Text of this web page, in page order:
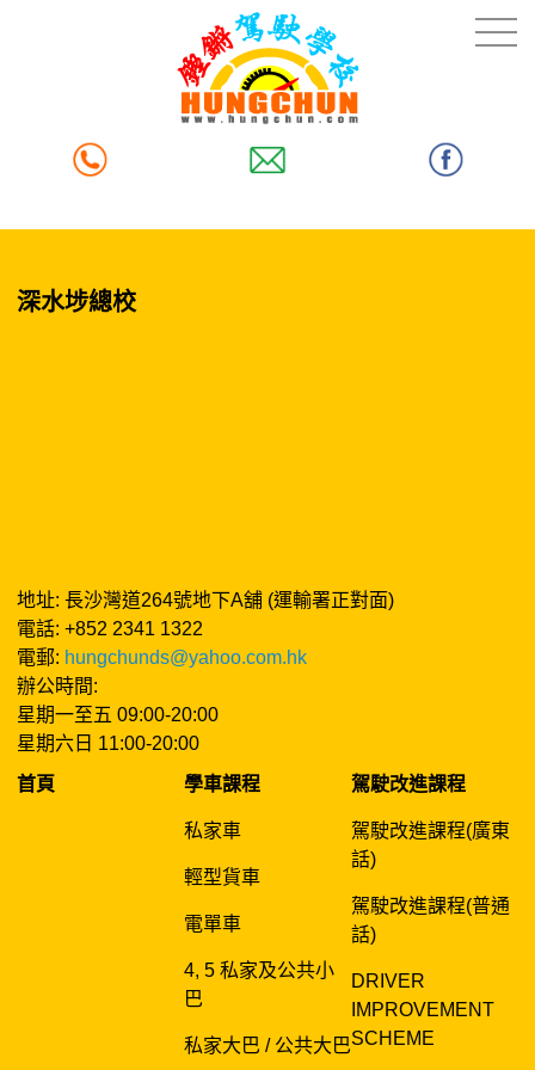
深水埗總校
地址: 長沙灣道264號地下A舖 (運輸署正對面)
電話: +852 2341 1322
電郵: hungchunds@yahoo.com.hk
辦公時間:
星期一至五 09:00-20:00
星期六日 11:00-20:00
首頁
學車課程
私家車
輕型貨車
電單車
4, 5 私家及公共小
巴
私家大巴 / 公共大巴
駕駛改進課程
駕駛改進課程(廣東
話)
駕駛改進課程(普通
話)
DRIVER
IMPROVEMENT
SCHEME